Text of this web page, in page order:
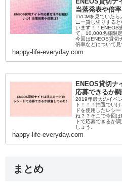
当落発表や倍率
TVCMを見ていたら
ニー貸し切りする
います！！ENEOS
て、10,000名様限
今回はENEOS貸切
倍率などについて見
happy-life-everyday.com
ENEOS貸切ナ
応募できるか
2019年最大のイベ
ト！！！抽選でい
ドを使用したレシ
ね？？そこで今回
トで応募できるか
しょう。
happy-life-everyday.com
まとめ